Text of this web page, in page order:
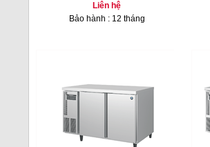
Liên hệ
Bảo hành : 12 tháng